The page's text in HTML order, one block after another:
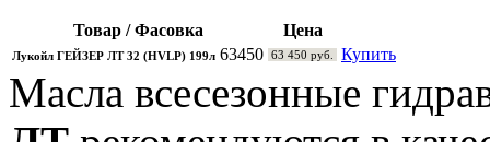
Товар / Фасовка Цена
Лукойл ГЕЙЗЕР ЛТ 32 (HVLP) 199л 63450 63 450 руб. Купить
Масла всесезонные